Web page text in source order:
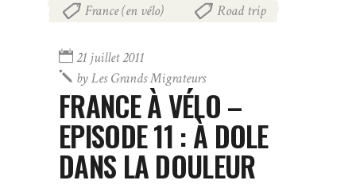
France (en vélo) Road trip
21 juillet 2011
byLes Grands Migrateurs
FRANCE À VÉLO –
EPISODE 11 : À DOLE
DANS LA DOULEUR